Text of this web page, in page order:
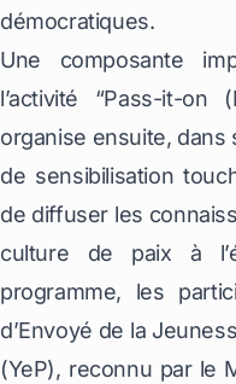
démocratiques.
Une composante
l’activité “Pass-it-on
organise ensuite, dans
de sensibilisation
de diffuser les
culture de paix à
programme, les
d’Envoyé de la
(YeP), reconnu par le